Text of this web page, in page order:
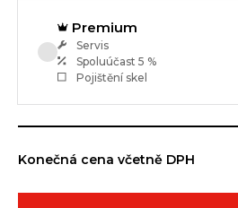
Premium
Servis
Spoluúčast 5 %
Pojištění skel
Konečná cena včetně DPH